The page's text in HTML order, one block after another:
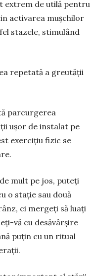
extrem de utilă pentru
activarea mușchilor
stazele, stimu­lând
repetată a greutății
parcurgerea
ușor de instalat pe
exer­cițiu fizic se
mult pe jos, puteți
o stație sau două
ci mergeți să luați
vă cu desăvâr­șire
pu­țin cu un ritual